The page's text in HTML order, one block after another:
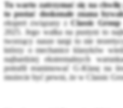
Tu warto zatrzymać się na
to postać doskonale znana
ekspert związany zClassic Group
2025. Jego walka na pustyni to
tworzący nasze targi to nie
którzy o mechanice klasyków
najbardziej ekstremalnych
potrafił reanimować G-Klasę na
możecie być pewni, że w Classic